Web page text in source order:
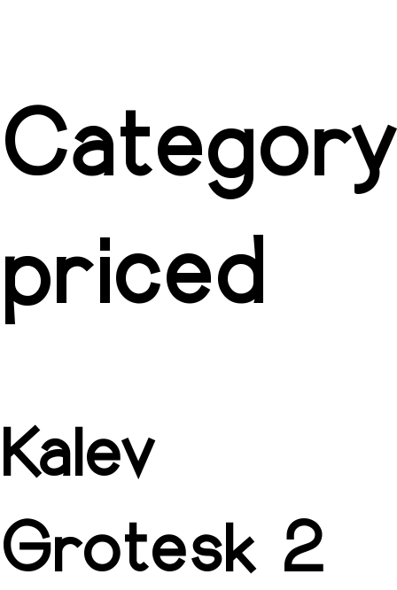
priced
Kalev
Grotesk 2